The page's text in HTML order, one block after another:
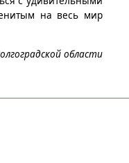
на весь мир
области